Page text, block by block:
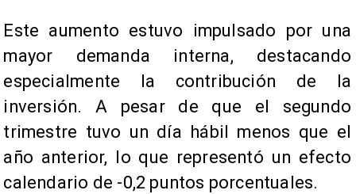
Este aumento estuvo impulsado por una
mayor demanda interna, destacando
especialmente la contribución de la
inversión. A pesar de que el segundo
trimestre tuvo un día hábil menos que el
año anterior, lo que representó un efecto
calendario de -0,2 puntos porcentuales.